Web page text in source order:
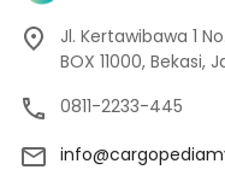
Jl. Kertawibawa 1
BOX 11000, Bekasi,
0811-2233-445